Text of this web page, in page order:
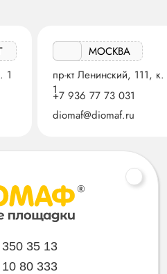
1
МОСКВА
пр-кт Ленинский, 111, к.
1+7 936 77 73 031
diomaf@diomaf.ru
35 13
80 333